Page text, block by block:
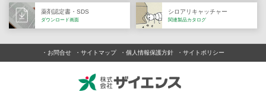
薬剤認定書・SDS
ダウンロード画面
シロアリキャッチャー
関連製品カタログ
お問合せ サイトマップ 個人情報保護方針 サイトポリシー